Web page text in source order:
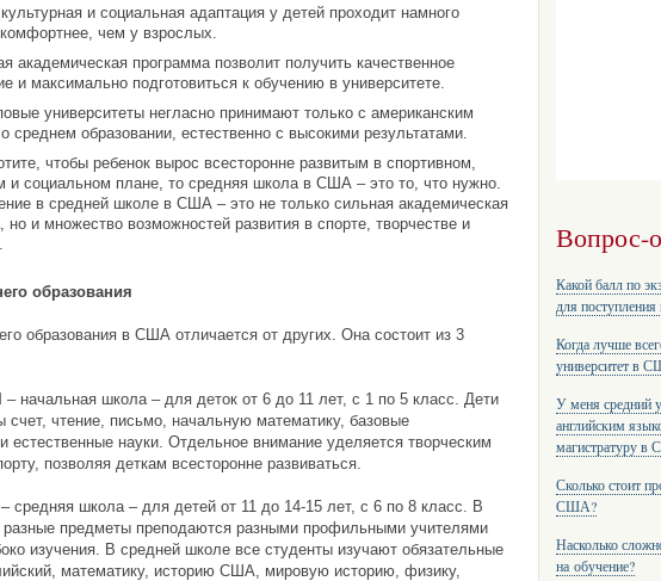
Вопрос-
Какой балл по
для
Когда лучше
университет в
У меня средний
английским
магистратуру
Сколько стоит
США?
Насколько
на обучение?
и социальная адаптация у детей проходит намного
чем у взрослых.
академическая программа позволит получить качественное
и максимально подготовиться к обучению в университете.
университеты негласно принимают только с американским
среднем образовании, естественно с высокими результатами.
чтобы ребенок вырос всесторонне развитым в спортивном,
и социальном плане, то средняя школа в США – это то, что нужно.
в средней школе в США – это не только сильная академическая
но и множество возможностей развития в спорте, творчестве и
образования
образования в США отличается от других. Она состоит из 3
– начальная школа – для деток от 6 до 11 лет, с 1 по 5 класс. Дети
счет, чтение, письмо, начальную математику, базовые
естественные науки. Отдельное внимание уделяется творческим
позволяя деткам всесторонне развиваться.
– средняя школа – для детей от 11 до 14-15 лет, с 6 по 8 класс. В
предметы преподаются разными профильными учителями
изучения. В средней школе все студенты изучают обязательные
математику, историю США, мировую историю, физику,